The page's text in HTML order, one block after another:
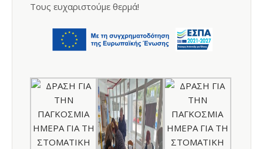
Τους ευχαριστούμε θερμά!